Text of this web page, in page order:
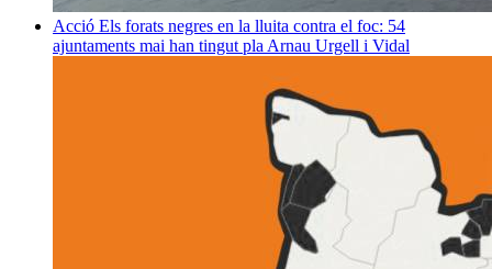
Acció Els forats negres en la lluita contra el foc: 54
ajuntaments mai han tingut pla Arnau Urgell i Vidal